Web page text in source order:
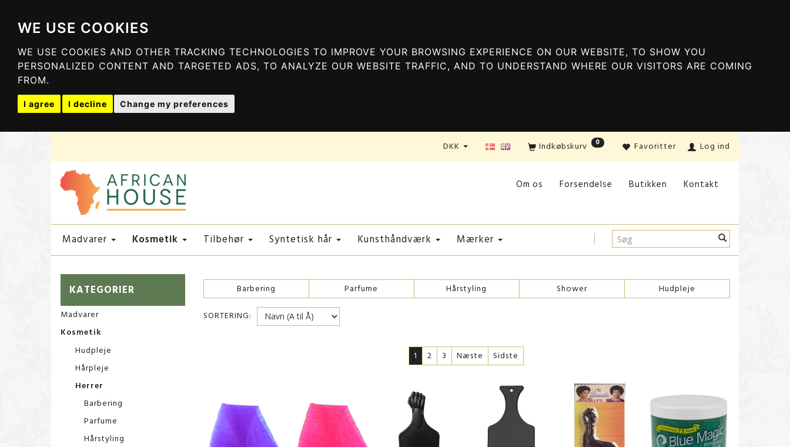
WE USE COOKIES
WE USE COOKIES AND OTHER TRACKING TECHNOLOGIES TO IMPROVE YOUR BROWSING EXPERIENCE ON OUR WEBSITE, TO SHOW YOU
PERSONALIZED CONTENT AND TARGETED ADS, TO ANALYZE OUR WEBSITE TRAFFIC, AND TO UNDERSTAND WHERE OUR VISITORS ARE COMING
FROM.
I agree I decline Change my preferences
Favoritter Log ind
Indkøbskurv 0
DKK
Om os Forsendelse Butikken Kontakt
Madvarer Kosmetik Tilbehør Syntetisk hår Kunsthåndværk Mærker
KATEGORIER
Madvarer
Kosmetik
Hudpleje
Hårpleje
Herrer
Barbering
Parfume
Hårstyling
Barbering Parfume Hårstyling Shower Hudpleje
SORTERING:
1 2 3 Næste Sidste